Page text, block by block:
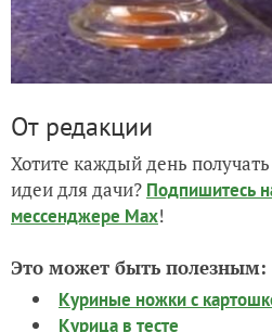
От редакции
Хотите каждый день
идеи для дачи? Подпишитесь
мессенджере Max!
Это может быть полезным:
Куриные ножки с
Курица в тесте